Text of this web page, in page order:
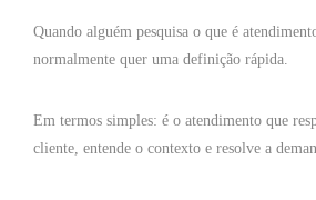
Quando alguém pesquisa o que é
normalmente quer uma definição rápida.
Em termos simples: é o atendimento que
cliente, entende o contexto e resolve a